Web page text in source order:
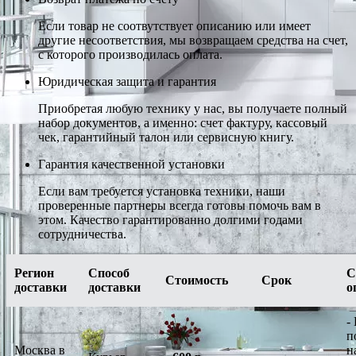
Если товар не соотвутствует описанию или имеет
другие несоответствия, мы возвращаем средства на счет,
с которого производилась оплата.
Юридическая защита и гарантия
Приобретая любую технику у нас, вы получаете полный
набор документов, а именно: счет фактуру, кассовый
чек, гарантийный талон или сервисную книгу.
Гарантия качественной установки
Если вам требуется установка техники, наши
проверенные партнеры всегда готовы помочь вам в
этом. Качество гарантированно долгими годами
сотрудничества.
Регион
доставки
Способ
доставки
Стоимость Срок
Москва в
-